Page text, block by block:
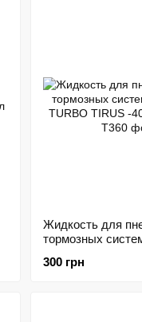
Жидкость для
тормозных
300 грн